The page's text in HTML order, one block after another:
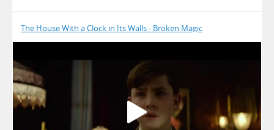
The House With a Clock in Its Walls - Broken Magic